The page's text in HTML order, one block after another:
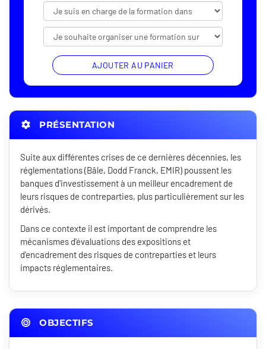
AJOUTER AU PANIER
PRÉSENTATION
Suite aux différentes crises de ce dernières décennies, les
réglementations (Bâle, Dodd Franck, EMIR) poussent les
banques d'investissement à un meilleur encadrement de
leurs risques de contreparties, plus particulièrement sur les
dérivés.
Dans ce contexte il est important de comprendre les
mécanismes d'évaluations des expositions et
d'encadrement des risques de contreparties et leurs
impacts réglementaires.
OBJECTIFS